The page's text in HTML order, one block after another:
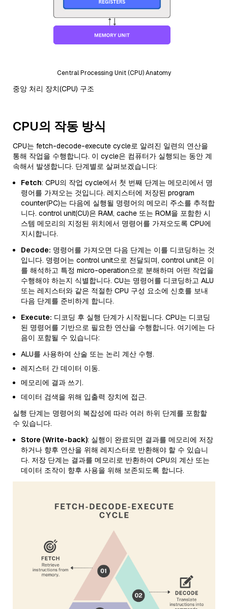
Central Processing Unit (CPU) Anatomy
중앙 처리 장치(CPU) 구조
CPU의 작동 방식
CPU는 fetch-decode-execute cycle로 알려진 일련의 연산을
통해 작업을 수행합니다. 이 cycle은 컴퓨터가 실행되는 동안 계
속해서 발생합니다. 단계별로 살펴보겠습니다:
Fetch: CPU의 작업 cycle에서 첫 번째 단계는 메모리에서 명
령어를 가져오는 것입니다. 레지스터에 저장된 program
counter(PC)는 다음에 실행될 명령어의 메모리 주소를 추적합
니다. control unit(CU)은 RAM, cache 또는 ROM을 포함한 시
스템 메모리의 지정된 위치에서 명령어를 가져오도록 CPU에
지시합니다.
Decode: 명령어를 가져오면 다음 단계는 이를 디코딩하는 것
입니다. 명령어는 control unit으로 전달되며, control unit은 이
를 해석하고 특정 micro-operation으로 분해하며 어떤 작업을
수행해야 하는지 식별합니다. CU는 명령어를 디코딩하고 ALU
또는 레지스터와 같은 적절한 CPU 구성 요소에 신호를 보내
다음 단계를 준비하게 합니다.
Execute: 디코딩 후 실행 단계가 시작됩니다. CPU는 디코딩
된 명령어를 기반으로 필요한 연산을 수행합니다. 여기에는 다
음이 포함될 수 있습니다:
ALU를 사용하여 산술 또는 논리 계산 수행.
레지스터 간 데이터 이동.
메모리에 결과 쓰기.
데이터 검색을 위해 입출력 장치에 접근.
실행 단계는 명령어의 복잡성에 따라 여러 하위 단계를 포함할
수 있습니다.
Store (Write-back): 실행이 완료되면 결과를 메모리에 저장
하거나 향후 연산을 위해 레지스터로 반환해야 할 수 있습니
다. 저장 단계는 결과를 메모리로 반환하여 CPU의 계산 또는
데이터 조작이 향후 사용을 위해 보존되도록 합니다.